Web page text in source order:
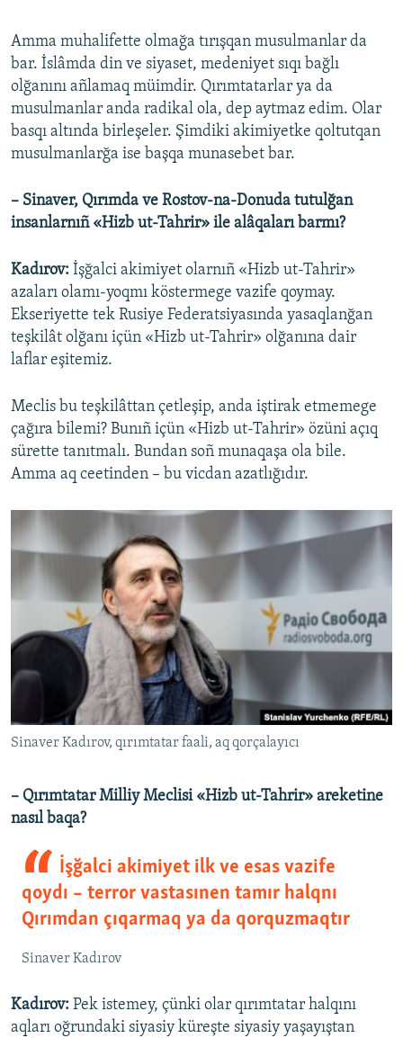
Amma muhalifette olmağa tırışqan musulmanlar da
bar. İslâmda din ve siyaset, medeniyet sıqı bağlı
olğanını añlamaq müimdir. Qırımtatarlar ya da
musulmanlar anda radikal ola, dep aytmaz edim. Olar
basqı altında birleşeler. Şimdiki akimiyetke qoltutqan
musulmanlarğa ise başqa munasebet bar.
– Sinaver, Qırımda ve Rostov-na-Donuda tutulğan
insanlarnıñ «Hizb ut-Tahrir» ile alâqaları barmı?
Kadırov: İşğalci akimiyet olarnıñ «Hizb ut-Tahrir»
azaları olamı-yoqmı köstermege vazife qoymay.
Ekseriyette tek Rusiye Federatsiyasında yasaqlanğan
teşkilât olğanı içün «Hizb ut-Tahrir» olğanına dair
laflar eşitemiz.
Meclis bu teşkilâttan çetleşip, anda iştirak etmemege
çağıra bilemi? Bunıñ içün «Hizb ut-Tahrir» özüni açıq
sürette tanıtmalı. Bundan soñ munaqaşa ola bile.
Amma aq ceetinden – bu vicdan azatlığıdır.
Sinaver Kadırov, qırımtatar faali, aq qorçalayıcı
– Qırımtatar Milliy Meclisi «Hizb ut-Tahrir» areketine
nasıl baqa?
İşğalci akimiyet ilk ve esas vazife
qoydı – terror vastasınen tamır halqnı
Qırımdan çıqarmaq ya da qorquzmaqtır
Sinaver Kadırov
Kadırov: Pek istemey, çünki olar qırımtatar halqını
aqları oğrundaki siyasiy küreşte siyasiy yaşayıştan